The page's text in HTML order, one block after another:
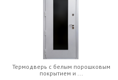
Термодверь с белым порошковым
покрытием и ...